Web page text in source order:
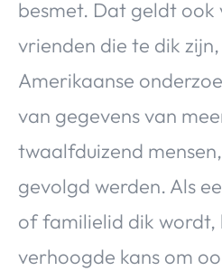
Food & Drinks Health & Beauty
Travel
besmet. Dat geldt
vrienden die te dik
Amerikaanse
van gegevens van
twaalfduizend
gevolgd werden. Als
of familielid dik wordt,
verhoogde kans om